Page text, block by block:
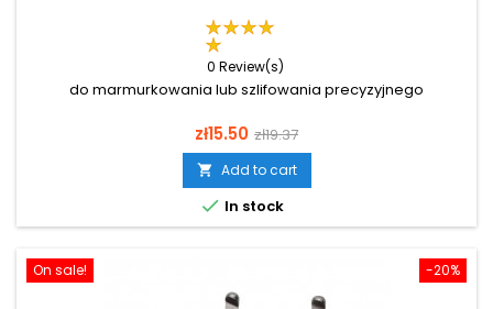
0 Review(s)
do marmurkowania lub szlifowania precyzyjnego
Price
zł15.50 Regular
price
zł19.37
 Add to cart
 In stock
-20%
On sale!